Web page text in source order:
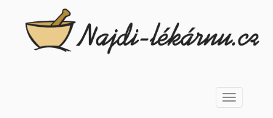
Toggle
navigation